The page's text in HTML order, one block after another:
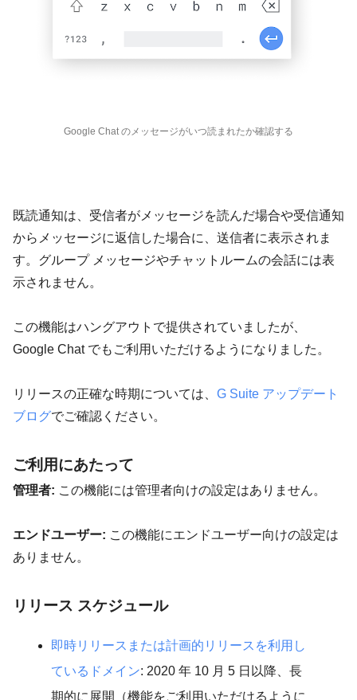
Google Chat のメッセージがいつ読まれたか確認する
既読通知は、受信者がメッセージを読んだ場合や受信通知
からメッセージに返信した場合に、送信者に表示されま
す。グループ メッセージやチャットルームの会話には表
示されません。
この機能はハングアウトで提供されていましたが、
Google Chat でもご利用いただけるようになりました。
リリースの正確な時期については、 G Suite アップデート
ブログでご確認ください。
ご利用にあたって
管理者: この機能には管理者向けの設定はありません。
エンドユーザー: この機能にエンドユーザー向けの設定は
ありません。
リリース スケジュール
即時リリースまたは計画的リリースを利用し
ているドメイン: 2020 年 10 月 5 日以降、長
期的に展開（機能をご利用いただけるように